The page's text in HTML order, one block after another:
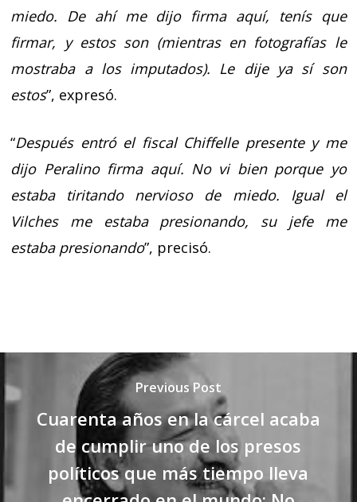
miedo. De ahí me dijo firma aquí, tenís que
firmar, y estos son (mientras en fotografías le
mostraba a los imputados). Le dije ya sí son
estos”, expresó.
“Después entró el fiscal Chiffelle presente y me
dijo Peralino firma aquí. No vi bien porque yo
estaba tiritando nervioso de miedo. Igual el
Vilches me estaba presionando, su jefe me
estaba presionando”, precisó.
Previous Post
Cuarenta años en la cárcel acaba
de cumplir uno de los presos
políticos que más tiempo lleva